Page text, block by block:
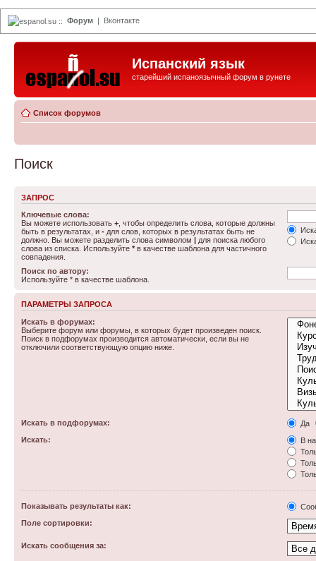
espanol.su :: Форум | Вконтакте
Испанский язык
старейший испаноязычный форум в рунете
Список форумов
Поиск
ЗАПРОС
Ключевые слова:
Вы можете использовать + , чтобы определить слова, которые должны
быть в результатах, и - для слов, которых в результатах быть не
должно. Вы можете разделить слова символом | для поиска любого
слова из списка. Используйте * в качестве шаблона для частичного
совпадения.
Поиск по автору:
Используйте * в качестве шаблона.
ПАРАМЕТРЫ ЗАПРОСА
Искать в форумах:
Выберите форум или форумы, в которых будет произведен поиск.
Поиск в подфорумах производится автоматически, если вы не
отключили соответствующую опцию ниже.
Искать в подфорумах:
Да
Искать:
В
Показывать результаты как:
Поле сортировки:
Искать сообщения за: